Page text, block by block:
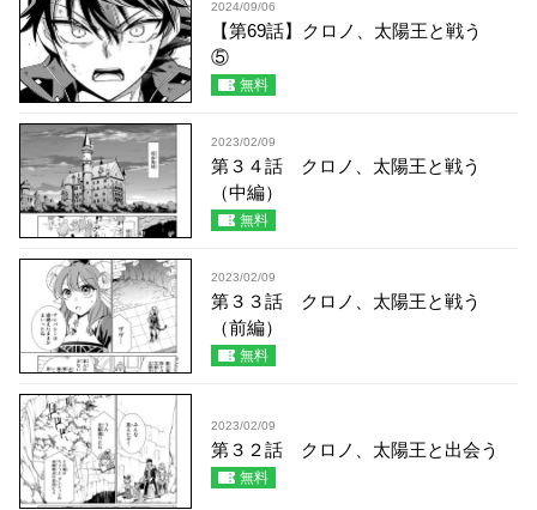
2024/09/06
【第69話】クロノ、太陽王と戦う
⑤
無料
2023/02/09
第３４話 クロノ、太陽王と戦う
（中編）
無料
2023/02/09
第３３話 クロノ、太陽王と戦う
（前編）
無料
2023/02/09
第３２話 クロノ、太陽王と出会う
無料